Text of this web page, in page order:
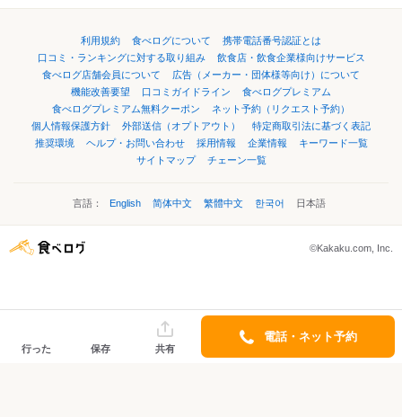
利用規約 食べログについて
携帯電話番号認証とは
口コミ・ランキングに対する取り組み
飲食店・飲食企業様向けサービス
食べログ店舗会員について
広告（メーカー・団体様等向け）について
機能改善要望
口コミガイドライン
食べログプレミアム
食べログプレミアム無料クーポン
ネット予約（リクエスト予約）
個人情報保護方針
外部送信（オプトアウト）
特定商取引法に基づく表記
推奨環境
ヘルプ・お問い合わせ 採用情報 企業情報
キーワード一覧
サイトマップ
チェーン一覧
言語： English 简体中文 繁體中文 한국어 日本語
©Kakaku.com, Inc.
行った 保存 共有
電話・ネット予約